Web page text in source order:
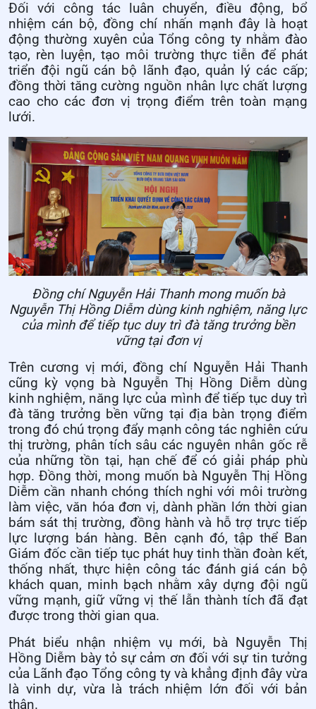
Đối với công tác luân chuyển, điều động, bổ
nhiệm cán bộ, đồng chí nhấn mạnh đây là hoạt
động thường xuyên của Tổng công ty nhằm đào
tạo, rèn luyện, tạo môi trường thực tiễn để phát
triển đội ngũ cán bộ lãnh đạo, quản lý các cấp;
đồng thời tăng cường nguồn nhân lực chất lượng
cao cho các đơn vị trọng điểm trên toàn mạng
lưới.
Đồng chí Nguyễn Hải Thanh mong muốn bà
Nguyễn Thị Hồng Diễm dùng kinh nghiệm, năng lực
của mình để tiếp tục duy trì đà tăng trưởng bền
vững tại đơn vị
Trên cương vị mới, đồng chí Nguyễn Hải Thanh
cũng kỳ vọng bà Nguyễn Thị Hồng Diễm dùng
kinh nghiệm, năng lực của mình để tiếp tục duy trì
đà tăng trưởng bền vững tại địa bàn trọng điểm
trong đó chú trọng đẩy mạnh công tác nghiên cứu
thị trường, phân tích sâu các nguyên nhân gốc rễ
của những tồn tại, hạn chế để có giải pháp phù
hợp. Đồng thời, mong muốn bà Nguyễn Thị Hồng
Diễm cần nhanh chóng thích nghi với môi trường
làm việc, văn hóa đơn vị, dành phần lớn thời gian
bám sát thị trường, đồng hành và hỗ trợ trực tiếp
lực lượng bán hàng. Bên cạnh đó, tập thể Ban
Giám đốc cần tiếp tục phát huy tinh thần đoàn kết,
thống nhất, thực hiện công tác đánh giá cán bộ
khách quan, minh bạch nhằm xây dựng đội ngũ
vững mạnh, giữ vững vị thế lẫn thành tích đã đạt
được trong thời gian qua.
Phát biểu nhận nhiệm vụ mới, bà Nguyễn Thị
Hồng Diễm bày tỏ sự cảm ơn đối với sự tin tưởng
của Lãnh đạo Tổng công ty và khẳng định đây vừa
là vinh dự, vừa là trách nhiệm lớn đối với bản
thân.